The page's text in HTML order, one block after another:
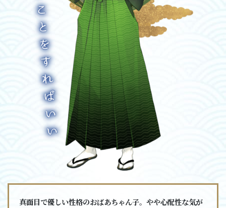
真面目で優しい性格のおばあちゃん子。やや心配性な気が